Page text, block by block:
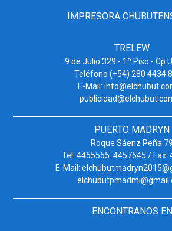
IMPRESORA
TRELEW
9 de Julio 329 - 1º Piso - Cp
Teléfono (+54) 280 4434
E-Mail:
PUERTO MADRYN
Roque Sáenz Peña 79
Tel: 4455555. 4457545 / Fax:
E-Mail:
ENCONTRANOS EN